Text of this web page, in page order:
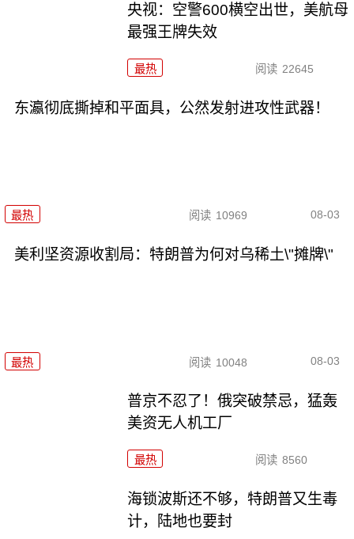
央视：空警600横空出世，美航母
最强王牌失效
最热 阅读 22645
东瀛彻底撕掉和平面具，公然发射进攻性武器！
最热 阅读 10969 08-03
美利坚资源收割局：特朗普为何对乌稀土\"摊牌\"
最热 阅读 10048 08-03
普京不忍了！俄突破禁忌，猛轰
美资无人机工厂
最热 阅读 8560
海锁波斯还不够，特朗普又生毒
计，陆地也要封